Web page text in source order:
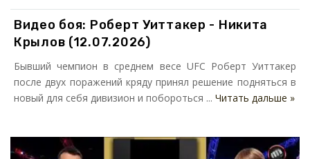
Видео боя: Роберт Уиттакер - Никита
Крылов (12.07.2026)
Бывший чемпион в среднем весе UFC Роберт Уиттакер
после двух поражений кряду принял решение подняться в
новый для себя дивизион и побороться ... Читать дальше »